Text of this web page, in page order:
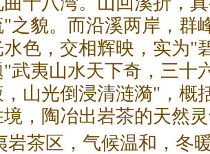
之貌。而沿溪两岸，群
色，交相辉映，实为"
武夷山水天下奇，三十
山光倒浸清涟漪"，概
，陶冶出岩茶的天然
岩茶区，气候温和，冬